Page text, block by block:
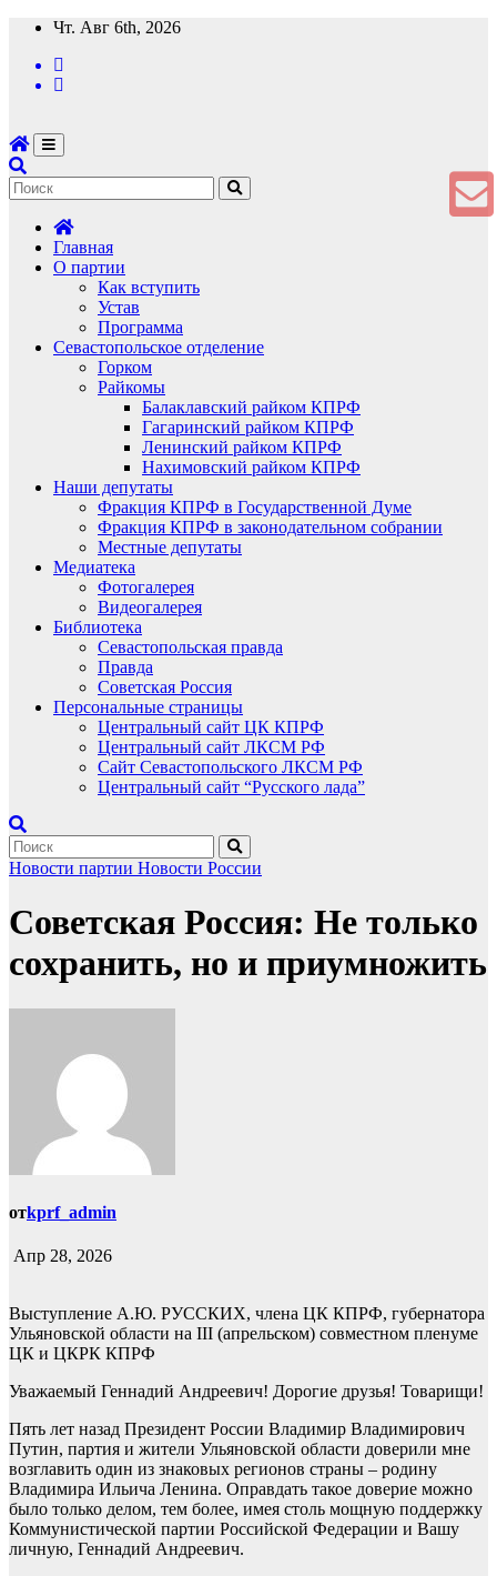
Перейти
содержимому
Чт. Авг 6th, 2026
Главная
О партии
Как вступить
Устав
Программа
Севастопольское отделение
Горком
Райкомы
Балаклавский райком КПРФ
Гагаринский райком КПРФ
Ленинский райком КПРФ
Нахимовский райком КПРФ
Наши депутаты
Фракция КПРФ в Государственной Думе
Фракция КПРФ в законодательном собрании
Местные депутаты
Медиатека
Фотогалерея
Видеогалерея
Библиотека
Севастопольская правда
Правда
Советская Россия
Персональные страницы
Центральный сайт ЦК КПРФ
Центральный сайт ЛКСМ РФ
Сайт Севастопольского ЛКСМ РФ
Центральный сайт “Русского лада”
Новости партии Новости России
Советская Россия: Не только
сохранить, но и приумножить
отkprf_admin
Апр 28, 2026
Выступление А.Ю. РУССКИХ, члена ЦК КПРФ, губернатора
Ульяновской области на III (апрельском) совместном пленуме
ЦК и ЦКРК КПРФ
Уважаемый Геннадий Андреевич! Дорогие друзья! Товарищи!
Пять лет назад Президент России Владимир Владимирович
Путин, партия и жители Ульяновской области доверили мне
возглавить один из знаковых регионов страны – родину
Владимира Ильича Ленина. Оправдать такое доверие можно
было только делом, тем более, имея столь мощную поддержку
Коммунистической партии Российской Федерации и Вашу
личную, Геннадий Андреевич.